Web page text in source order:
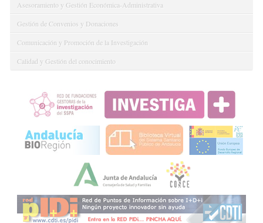
Asesoramiento y Gestión Económica-Administrativa
Gestión de Convenios y Donaciones
Comunicación y Promoción de la Investigación
Calidad y Gestión del conocimiento